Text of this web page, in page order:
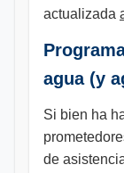
actualizada
agua (y
Si bien ha
de